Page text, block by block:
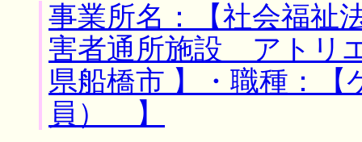
事業所名：【社会福
害者通所施設 アトリ
県船橋市 】・職種：
員） 】